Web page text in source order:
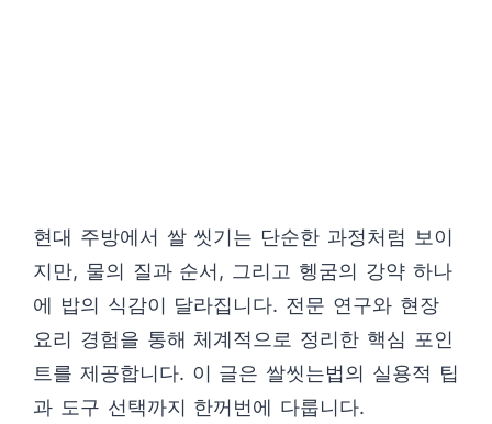
현대 주방에서 쌀 씻기는 단순한 과정처럼 보이
지만, 물의 질과 순서, 그리고 헹굼의 강약 하나
에 밥의 식감이 달라집니다. 전문 연구와 현장
요리 경험을 통해 체계적으로 정리한 핵심 포인
트를 제공합니다. 이 글은 쌀씻는법의 실용적 팁
과 도구 선택까지 한꺼번에 다룹니다.